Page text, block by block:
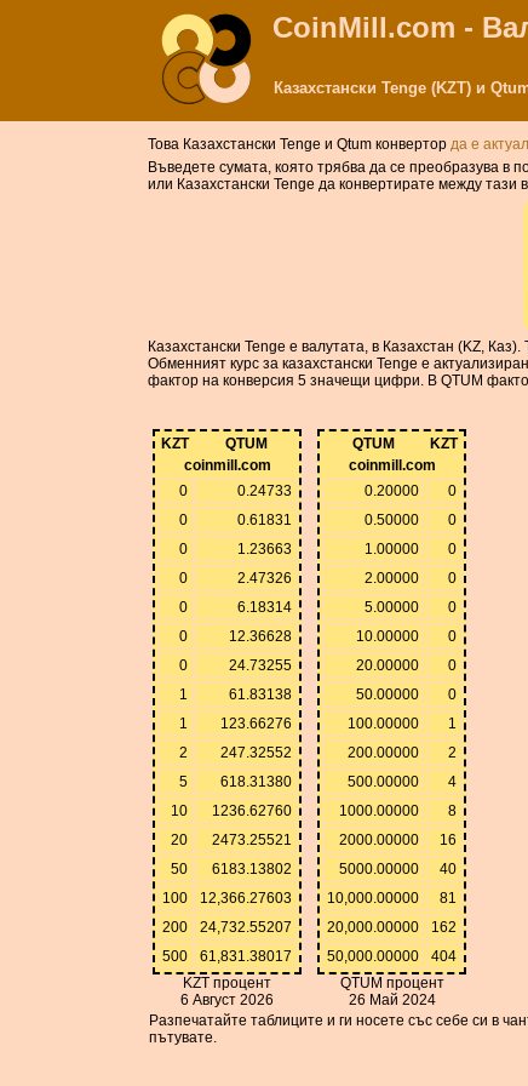
CoinMill.com -
Казахстански Tenge (KZT) и
Това Казахстански Tenge и Qtum конвертор да е
Въведете сумата, която трябва да се преобразува в
или Казахстански Tenge да конвертирате между тази
Казахстански Tenge е валутата, в Казахстан (KZ,
Обменният курс за казахстански Tenge е
фактор на конверсия 5 значещи цифри. В QTUM
KZT
QTUM
coinmill.com
0
0.24733
0
0.61831
0
1.23663
0
2.47326
0
6.18314
0
12.36628
0
24.73255
1
61.83138
1
123.66276
2
247.32552
5
618.31380
10
1236.62760
20
2473.25521
50
6183.13802
100
12,366.27603
200
24,732.55207
500
61,831.38017
KZT процент
6 Август 2026
QTUM
KZT
coinmill.com
0.20000
0
0.50000
0
1.00000
0
2.00000
0
5.00000
0
10.00000
0
20.00000
0
50.00000
0
100.00000
1
200.00000
2
500.00000
4
1000.00000
8
2000.00000
16
5000.00000
40
10,000.00000
81
20,000.00000
162
50,000.00000
404
QTUM процент
26 Май 2024
Разпечатайте таблиците и ги носете със себе си в
пътувате.